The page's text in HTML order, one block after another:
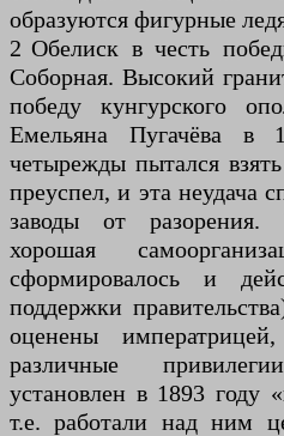
образуются фигурные
2 Обелиск в честь
Соборная. Высокий
победу кунгурского
Емельяна Пугачёва в
четырежды пытался
преуспел, и эта неудача
заводы от
хорошая
сформировалось и
поддержки
оценены
различные
установлен в 1893 году
т.е. работали над ним